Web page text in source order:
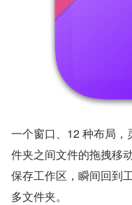
一个窗口、12 种布局
件夹之间文件的拖拽移
保存工作区，瞬间回到
多文件夹。